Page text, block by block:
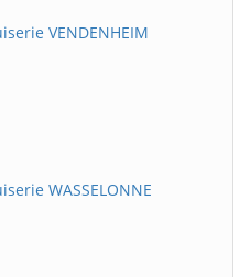
VENDENHEIM
WASSELONNE